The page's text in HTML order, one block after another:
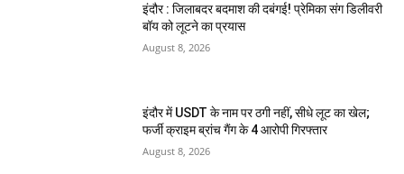
इंदौर : जिलाबदर बदमाश की दबंगई! प्रेमिका संग डिलीवरी
बॉय को लूटने का प्रयास
August 8, 2026
इंदौर में USDT के नाम पर ठगी नहीं, सीधे लूट का खेल;
फर्जी क्राइम ब्रांच गैंग के 4 आरोपी गिरफ्तार
August 8, 2026